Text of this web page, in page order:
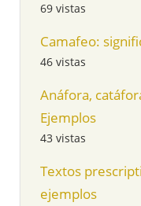
69 vistas
Camafeo:
46 vistas
Anáfora,
Ejemplos
43 vistas
Textos
ejemplos